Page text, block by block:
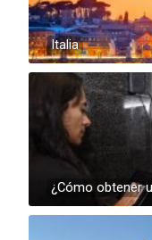
Italia
¿Cómo obtener